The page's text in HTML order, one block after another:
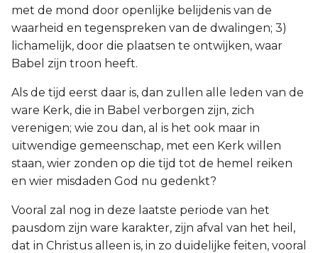
met de mond door openlijke belijdenis van de
waarheid en tegenspreken van de dwalingen; 3)
lichamelijk, door die plaatsen te ontwijken, waar
Babel zijn troon heeft.
Als de tijd eerst daar is, dan zullen alle leden van de
ware Kerk, die in Babel verborgen zijn, zich
verenigen; wie zou dan, al is het ook maar in
uitwendige gemeenschap, met een Kerk willen
staan, wier zonden op die tijd tot de hemel reiken
en wier misdaden God nu gedenkt?
Vooral zal nog in deze laatste periode van het
pausdom zijn ware karakter, zijn afval van het heil,
dat in Christus alleen is, in zo duidelijke feiten, vooral